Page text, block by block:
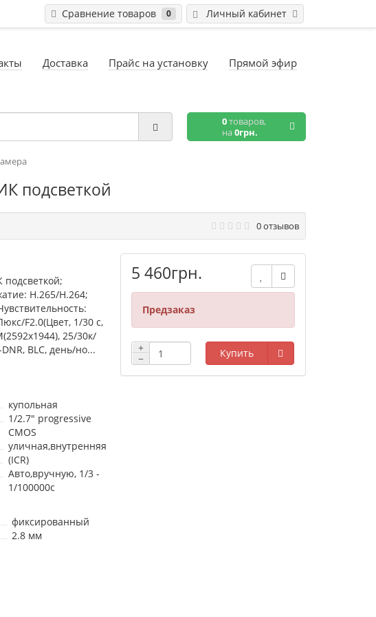
Личный кабинет
Сравнение товаров 0
Доставка Прайс на установку Прямой эфир
0товаров,
на0грн.
подсветкой
0 отзывов
подсветкой;
H.265/H.264;
F2.0(Цвет, 1/30 с,
25/30к/
BLC, день/но...
купольная
1/2.7" progressive
CMOS
уличная,внутренняя
(ICR)
Авто,вручную, 1/3 -
1/100000с
фиксированный
2.8 мм
5 460грн.
Предзаказ
+
−
Купить